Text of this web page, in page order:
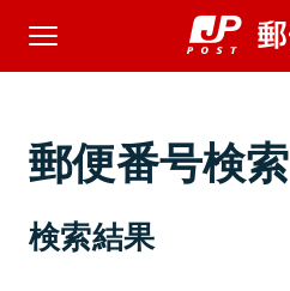
郵便番号検索
検索結果